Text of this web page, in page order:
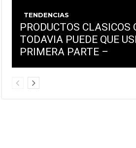
TENDENCIAS
PRODUCTOS CLASICOS
TODAVIA PUEDE QUE
PRIMERA PARTE –